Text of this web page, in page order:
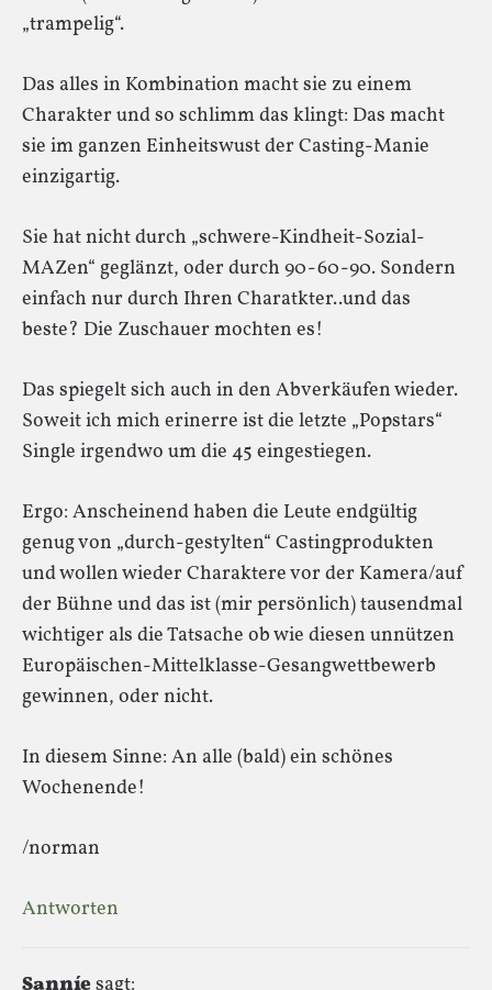
„trampelig“.
Das alles in Kombination macht sie zu einem
Charakter und so schlimm das klingt: Das macht
sie im ganzen Einheitswust der Casting-Manie
einzigartig.
Sie hat nicht durch „schwere-Kindheit-Sozial-
MAZen“ geglänzt, oder durch 90-60-90. Sondern
einfach nur durch Ihren Charatkter..und das
beste? Die Zuschauer mochten es!
Das spiegelt sich auch in den Abverkäufen wieder.
Soweit ich mich erinerre ist die letzte „Popstars“
Single irgendwo um die 45 eingestiegen.
Ergo: Anscheinend haben die Leute endgültig
genug von „durch-gestylten“ Castingprodukten
und wollen wieder Charaktere vor der Kamera/auf
der Bühne und das ist (mir persönlich) tausendmal
wichtiger als die Tatsache ob wie diesen unnützen
Europäischen-Mittelklasse-Gesangwettbewerb
gewinnen, oder nicht.
In diesem Sinne: An alle (bald) ein schönes
Wochenende!
/norman
Antworten